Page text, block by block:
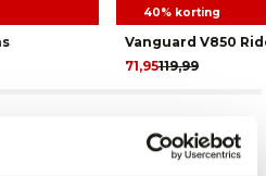
40% korting
Vanguard V850
119,99
71,95